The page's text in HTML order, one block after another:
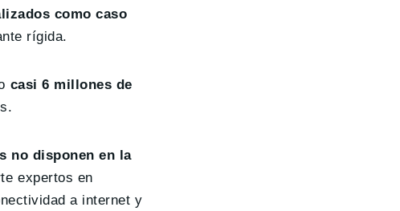
como caso
rígida.
casi 6 millones de
no disponen en la
expertos en
a internet y